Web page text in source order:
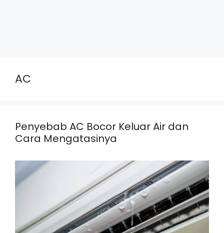
AC
Penyebab AC Bocor Keluar Air dan
Cara Mengatasinya